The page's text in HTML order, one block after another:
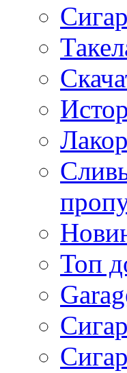
Топ